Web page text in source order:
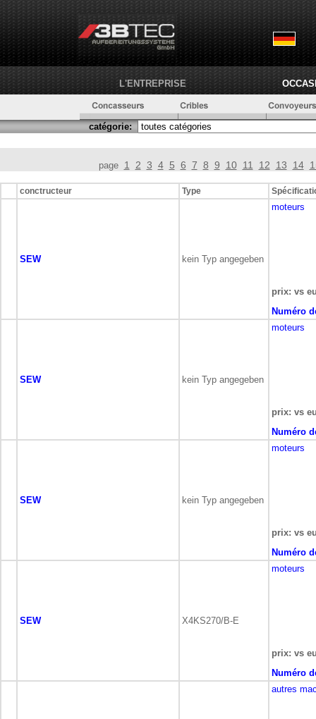
L'ENTREPRISE
catégorie:
page 1 2 3 4 5 6 7 8 9 10 11 12 13 14
conctructeur Type
SEW kein Typ angegeben
moteurs
prix: vs
Numéro
SEW kein Typ angegeben
moteurs
prix: vs
Numéro
SEW kein Typ angegeben
moteurs
prix: vs
Numéro
SEW X4KS270/B-E
moteurs
prix: vs
Numéro
autres